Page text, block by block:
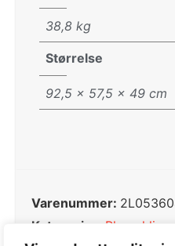
38,8 kg
Størrelse
92,5 × 57,5 × 49 cm
Varenummer:
Kategorier: